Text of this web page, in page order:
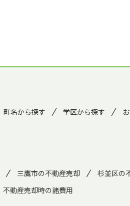
町名から探す 学区から探す
三鷹市の不動産売却 杉並区の
不動産売却時の諸費用